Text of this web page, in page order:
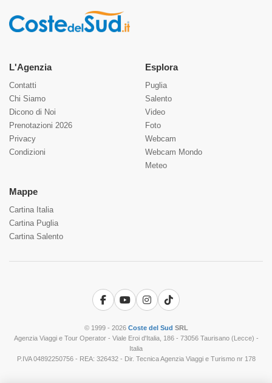
L'Agenzia
Contatti
Chi Siamo
Dicono di Noi
Prenotazioni 2026
Privacy
Condizioni
Esplora
Puglia
Salento
Video
Foto
Webcam
Webcam Mondo
Meteo
Mappe
Cartina Italia
Cartina Puglia
Cartina Salento
Facebook
YouTubeInstagram
TikTok
© 1999 - 2026 Coste del Sud SRL
Agenzia Viaggi e Tour Operator - Viale Eroi d'Italia, 186 - 73056 Taurisano (Lecce) -
Italia
P.IVA 04892250756 - REA: 326432 - Dir. Tecnica Agenzia Viaggi e Turismo nr 178